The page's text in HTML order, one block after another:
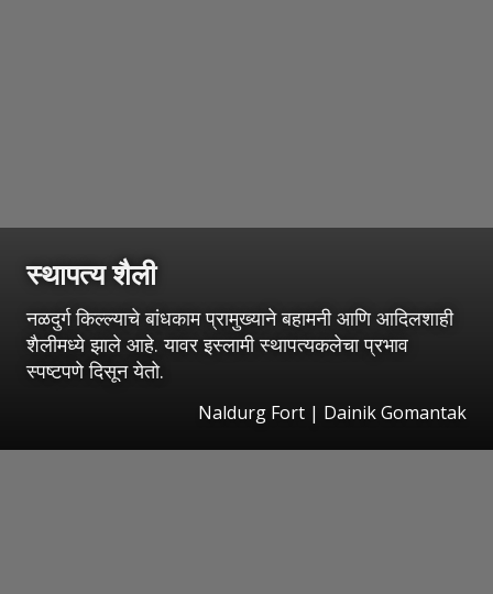
स्थापत्य शैली
नळदुर्ग किल्ल्याचे बांधकाम प्रामुख्याने बहामनी आणि आदिलशाही
शैलीमध्ये झाले आहे. यावर इस्लामी स्थापत्यकलेचा प्रभाव
स्पष्टपणे दिसून येतो.
Naldurg Fort | Dainik Gomantak